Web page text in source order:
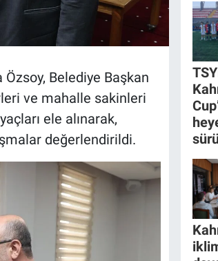
Belediye Başkan
ve mahalle sakinleri
ele alınarak,
değerlendirildi.